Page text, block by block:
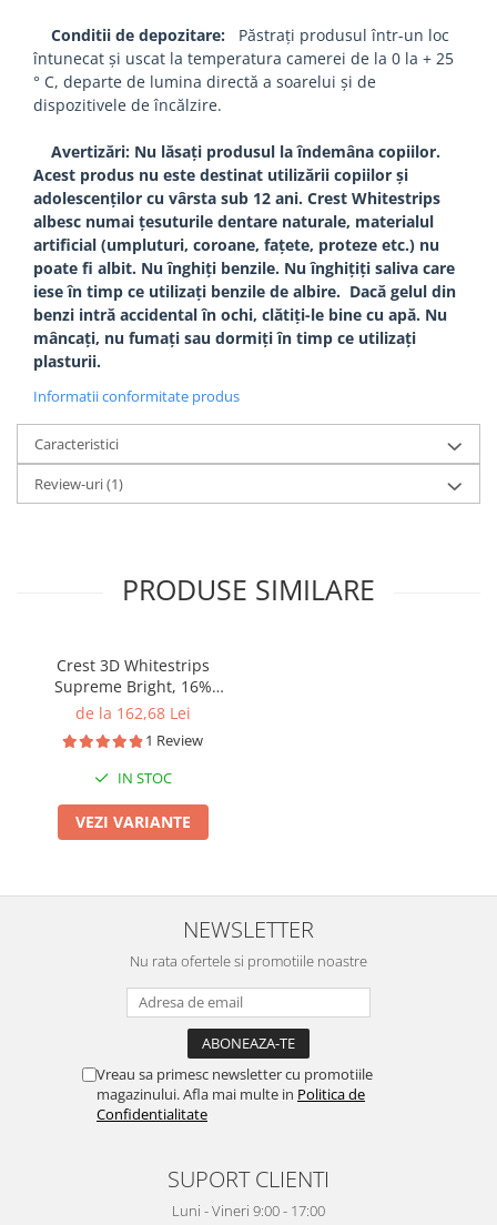
Conditii de depozitare: Păstrați produsul într-un loc
întunecat și uscat la temperatura camerei de la 0 la + 25
° C, departe de lumina directă a soarelui și de
dispozitivele de încălzire.
Avertizări: Nu lăsați produsul la îndemâna copiilor.
Acest produs nu este destinat utilizării copiilor și
adolescenților cu vârsta sub 12 ani. Crest Whitestrips
albesc numai țesuturile dentare naturale, materialul
artificial (umpluturi, coroane, fațete, proteze etc.) nu
poate fi albit. Nu înghiți benzile. Nu înghițiți saliva care
iese în timp ce utilizați benzile de albire. Dacă gelul din
benzi intră accidental în ochi, clătiți-le bine cu apă. Nu
mâncați, nu fumați sau dormiți în timp ce utilizați
plasturii.
Informatii conformitate produs
Caracteristici
Review-uri(1)
PRODUSE SIMILARE
Crest 3D Whitestrips
Supreme Bright, 16%
concentratie, 21 zile, 42
aplicare 60 min, benzi crest
de la 162,68 Lei
1 Review
IN STOC
VEZI VARIANTE
NEWSLETTER
Nu rata ofertele si promotiile noastre
Vreau sa primesc newsletter cu promotiile
magazinului. Afla mai multe in Politica de
Confidentialitate
SUPORT CLIENTI
Luni - Vineri 9:00 - 17:00